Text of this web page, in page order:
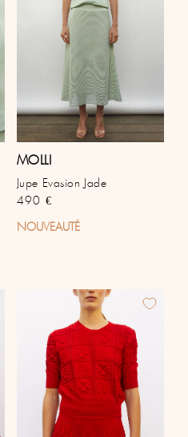
MOLLI
Jupe Evasion Jade
Prix habituel
490 €
NOUVEAUTÉ